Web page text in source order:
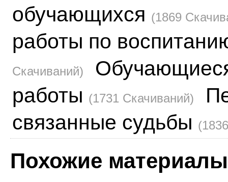
обучающихся (1869
работы по
Скачиваний)
работы (1731 Скачиваний)
связанные судьбы
Похожие материалы